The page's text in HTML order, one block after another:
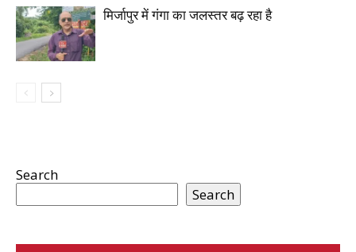
मिर्जापुर में गंगा का जलस्तर बढ़ रहा है
Search
Search